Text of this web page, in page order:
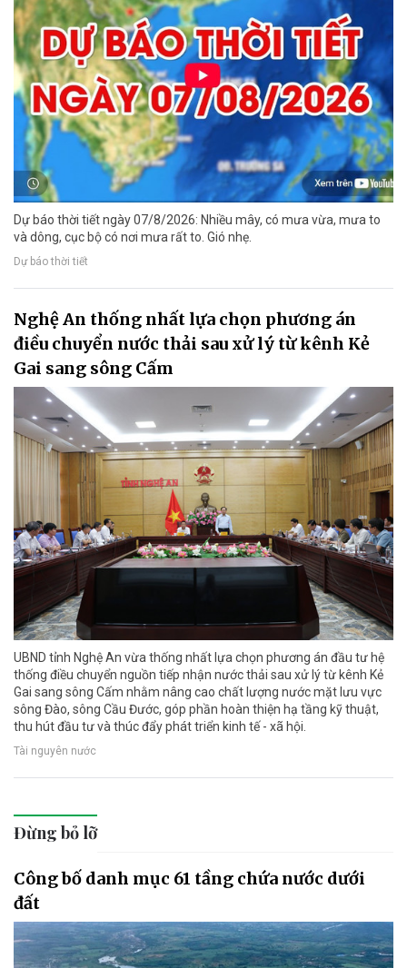
Dự báo thời tiết ngày 07/8/2026: Nhiều mây, có mưa vừa, mưa to
và dông, cục bộ có nơi mưa rất to. Gió nhẹ.
Dự báo thời tiết
Nghệ An thống nhất lựa chọn phương án
điều chuyển nước thải sau xử lý từ kênh Kẻ
Gai sang sông Cấm
UBND tỉnh Nghệ An vừa thống nhất lựa chọn phương án đầu tư hệ
thống điều chuyển nguồn tiếp nhận nước thải sau xử lý từ kênh Kẻ
Gai sang sông Cấm nhằm nâng cao chất lượng nước mặt lưu vực
sông Đào, sông Cầu Đước, góp phần hoàn thiện hạ tầng kỹ thuật,
thu hút đầu tư và thúc đẩy phát triển kinh tế - xã hội.
Tài nguyên nước
Đừng bỏ lỡ
Công bố danh mục 61 tầng chứa nước dưới
đất